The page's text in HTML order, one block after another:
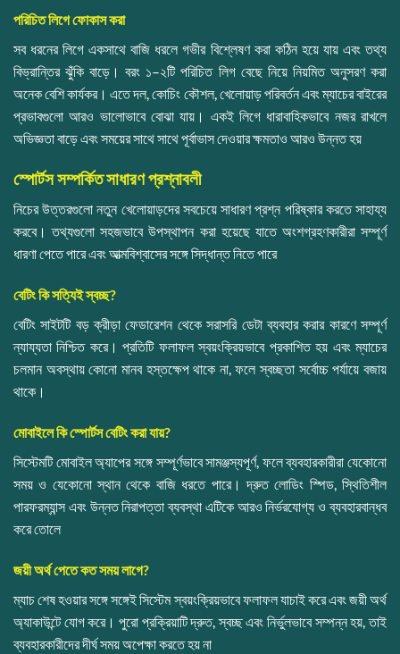
পরিচিত লিগে ফোকাস করা
সব ধরনের লিগে একসাথে বাজি ধরলে গভীর বিশ্লেষণ করা কঠিন হয়ে যায় এবং তথ্য
বিভ্রান্তির ঝুঁকি বাড়ে। বরং ১–২টি পরিচিত লিগ বেছে নিয়ে নিয়মিত অনুসরণ করা
অনেক বেশি কার্যকর। এতে দল, কোচিং কৌশল, খেলোয়াড় পরিবর্তন এবং ম্যাচের বাইরের
প্রভাবগুলো আরও ভালোভাবে বোঝা যায়। একই লিগে ধারাবাহিকভাবে নজর রাখলে
অভিজ্ঞতা বাড়ে এবং সময়ের সাথে সাথে পূর্বাভাস দেওয়ার ক্ষমতাও আরও উন্নত হয়
স্পোর্টস সম্পর্কিত সাধারণ প্রশ্নাবলী
নিচের উত্তরগুলো নতুন খেলোয়াড়দের সবচেয়ে সাধারণ প্রশ্ন পরিষ্কার করতে সাহায্য
করবে। তথ্যগুলো সহজভাবে উপস্থাপন করা হয়েছে যাতে অংশগ্রহণকারীরা সম্পূর্ণ
ধারণা পেতে পারে এবং আত্মবিশ্বাসের সঙ্গে সিদ্ধান্ত নিতে পারে
বেটিং কি সত্যিই স্বচ্ছ?
বেটিং সাইটটি বড় ক্রীড়া ফেডারেশন থেকে সরাসরি ডেটা ব্যবহার করার কারণে সম্পূর্ণ
ন্যায্যতা নিশ্চিত করে। প্রতিটি ফলাফল স্বয়ংক্রিয়ভাবে প্রকাশিত হয় এবং ম্যাচের
চলমান অবস্থায় কোনো মানব হস্তক্ষেপ থাকে না, ফলে স্বচ্ছতা সর্বোচ্চ পর্যায়ে বজায়
থাকে।
মোবাইলে কি স্পোর্টস বেটিং করা যায়?
সিস্টেমটি মোবাইল অ্যাপের সঙ্গে সম্পূর্ণভাবে সামঞ্জস্যপূর্ণ, ফলে ব্যবহারকারীরা যেকোনো
সময় ও যেকোনো স্থান থেকে বাজি ধরতে পারে। দ্রুত লোডিং স্পিড, স্থিতিশীল
পারফরম্যান্স এবং উন্নত নিরাপত্তা ব্যবস্থা এটিকে আরও নির্ভরযোগ্য ও ব্যবহারবান্ধব
করে তোলে
জয়ী অর্থ পেতে কত সময় লাগে?
ম্যাচ শেষ হওয়ার সঙ্গে সঙ্গেই সিস্টেম স্বয়ংক্রিয়ভাবে ফলাফল যাচাই করে এবং জয়ী অর্থ
অ্যাকাউন্টে যোগ করে। পুরো প্রক্রিয়াটি দ্রুত, স্বচ্ছ এবং নির্ভুলভাবে সম্পন্ন হয়, তাই
ব্যবহারকারীদের দীর্ঘ সময় অপেক্ষা করতে হয় না